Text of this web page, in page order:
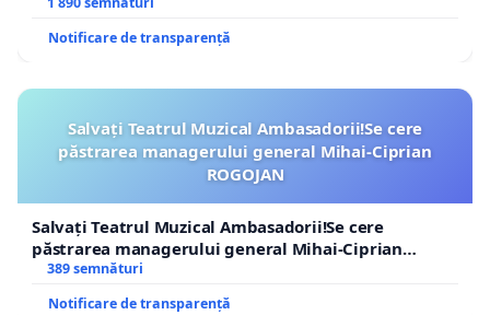
Notificare de transparență
Salvați Teatrul Muzical Ambasadorii!Se cere
păstrarea managerului general Mihai-Ciprian
ROGOJAN
Salvați Teatrul Muzical Ambasadorii!Se cere
păstrarea managerului general Mihai-Ciprian
ROGOJAN
389 semnături
Notificare de transparență